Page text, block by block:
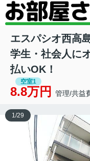
エスパシオ西高
学生・社会人に
払いOK！
空室1
8.8万円 管理/共益
1/29